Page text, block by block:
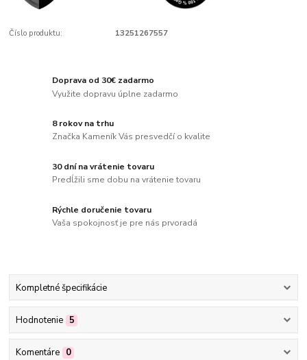
Číslo produktu: 13251267557
Doprava od 30€ zadarmo
Využite dopravu úplne zadarmo
8 rokov na trhu
Značka Kameník Vás presvedčí o kvalite
30 dní na vrátenie tovaru
Predĺžili sme dobu na vrátenie tovaru
Rýchle doručenie tovaru
Vaša spokojnosť je pre nás prvoradá
Kompletné špecifikácie
Hodnotenie 5
Komentáre 0